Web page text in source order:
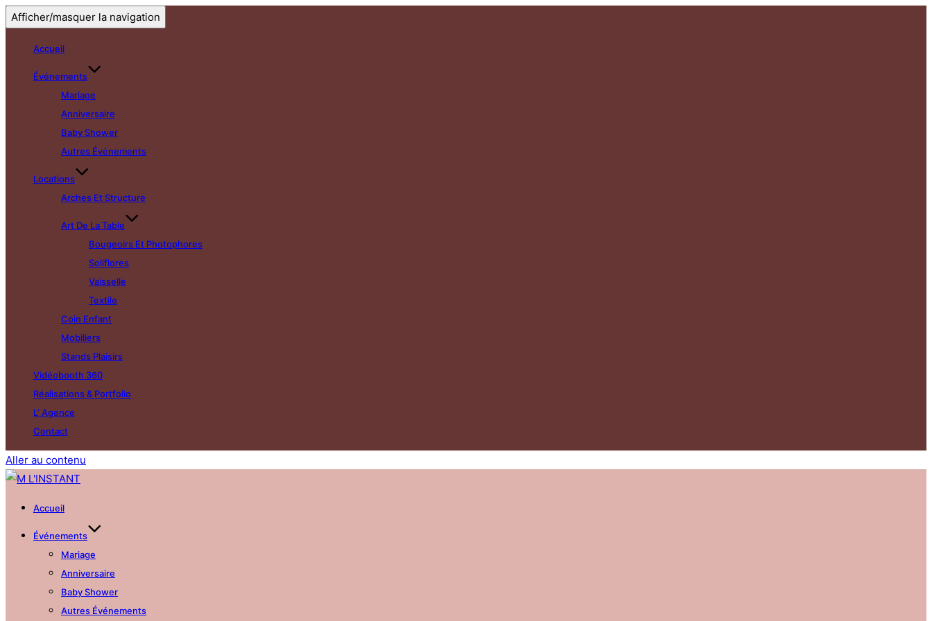
Afficher/masquer la navigation
Accueil
Événements
Mariage
Anniversaire
Baby Shower
Autres Événements
Locations
Arches Et Structure
Art De La Table
Bougeoirs Et Photophores
Soliflores
Vaisselle
Textile
Coin Enfant
Mobiliers
Stands Plaisirs
Vidéobooth 360
Réalisations & Portfolio
L’ Agence
Contact
Aller au contenu
Accueil
Événements
Mariage
Anniversaire
Baby Shower
Autres Événements